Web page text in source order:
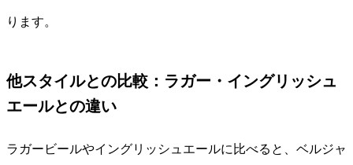
ります。
他スタイルとの比較：ラガー・イングリッシュ
エールとの違い
ラガービールやイングリッシュエールに比べると、ベルジャ